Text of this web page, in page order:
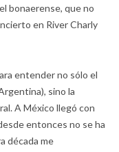
bonaerense, que no
en River Charly
entender no sólo el
sino la
A México llegó con
entonces no se ha
década me